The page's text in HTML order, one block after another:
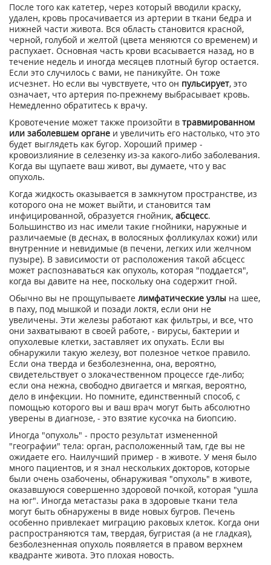
После того как катетер, через который вводили краску,
удален, кровь просачивается из артерии в ткани бедра и
нижней части живота. Вся область становится красной,
черной, голубой и желтой (цвета меняются со временем) и
распухает. Основная часть крови всасывается назад, но в
течение недель и иногда месяцев плотный бугор остается.
Если это случилось с вами, не паникуйте. Он тоже
исчезнет. Но если вы чувствуете, что он пульсирует, это
означает, что артерия по-прежнему выбрасывает кровь.
Немедленно обратитесь к врачу.
Кровотечение может также произойти в травмированном
или заболевшем органе и увеличить его настолько, что это
будет выглядеть как бугор. Хороший пример -
кровоизлияние в селезенку из-за какого-либо заболевания.
Когда вы щупаете ваш живот, вы думаете, что у вас
опухоль.
Когда жидкость оказывается в замкнутом пространстве, из
которого она не может выйти, и становится там
инфицированной, образуется гнойник, абсцесс.
Большинство из нас имели такие гнойники, наружные и
различаемые (в деснах, в волосяных фолликулах кожи) или
внутренние и невидимые (в печени, легких или желчном
пузыре). В зависимости от расположения такой абсцесс
может распознаваться как опухоль, которая "поддается",
когда вы давите на нее, поскольку она содержит гной.
Обычно вы не прощупываете лимфатические узлы на шее,
в паху, под мышкой и позади локтя, если они не
увеличены. Эти железы работают как фильтры, и все, что
они захватывают в своей работе, - вирусы, бактерии и
опухолевые клетки, заставляет их опухать. Если вы
обнаружили такую железу, вот полезное четкое правило.
Если она тверда и безболезненна, она, вероятно,
свидетельствует о злокачественном процессе где-либо;
если она нежна, свободно двигается и мягкая, вероятно,
дело в инфекции. Но помните, единственный способ, с
помощью которого вы и ваш врач могут быть абсолютно
уверены в диагнозе, - это взятие кусочка на биопсию.
Иногда "опухоль" - просто результат измененной
"географии" тела: орган, расположенный там, где вы не
ожидаете его. Наилучший пример - в животе. У меня было
много пациентов, и я знал нескольких докторов, которые
были очень озабочены, обнаруживая "опухоль" в животе,
оказавшуюся совершенно здоровой почкой, которая "ушла
на юг". Иногда метастазы рака в здоровые ткани тела
могут быть обнаружены в виде новых бугров. Печень
особенно привлекает миграцию раковых клеток. Когда они
распространяются там, твердая, бугристая (а не гладкая),
безболезненная опухоль появляется в правом верхнем
квадранте живота. Это плохая новость.